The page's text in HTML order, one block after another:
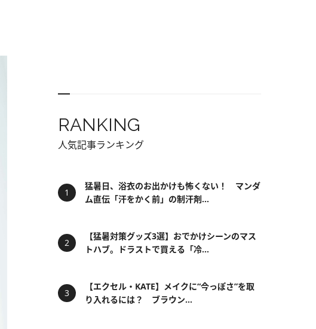
RANKING
人気記事ランキング
猛暑日、浴衣のお出かけも怖くない！ マンダ
ム直伝「汗をかく前」の制汗剤...
【猛暑対策グッズ3選】おでかけシーンのマス
トハブ。ドラストで買える「冷...
【エクセル・KATE】メイクに“今っぽさ”を取
り入れるには？ ブラウン...